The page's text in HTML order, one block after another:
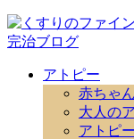
アトピー
赤ちゃ
大人の
アトピ